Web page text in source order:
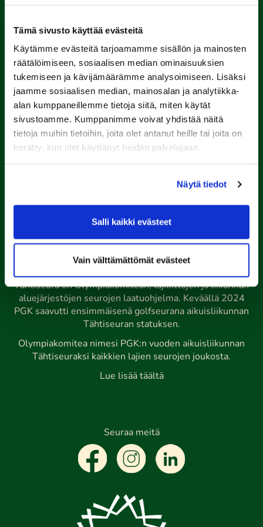
Tämä sivusto käyttää evästeitä
Käytämme evästeitä tarjoamamme sisällön ja mainosten
räätälöimiseen, sosiaalisen median ominaisuuksien
tukemiseen ja kävijämäärämme analysoimiseen. Lisäksi
jaamme sosiaalisen median, mainosalan ja analytiikka-
alan kumppaneillemme tietoja siitä, miten käytät
sivustoamme. Kumppanimme voivat yhdistää näitä
tietoja muihin tietoihin, joita olet antanut heille tai joita on
kerätty, kun olet käyttänyt heidän palvelujaan.
Näytä tiedot
Salli kaikki evästeet
Vain välttämättömät evästeet
Porin Golfkerho ry
Kalaforniantie 178, 28100 Pori
caddie-master@kalafornia.com
050 574 4975
Lähetä WhatsApp-viesti
Kalafornia on lasten,
nuorten ja aikuisten
Tähtiseura
Tähtiseura on Olympiakomitean, lajiliittojen ja liikunnan
aluejärjestöjen seurojen laatuohjelma. Keväällä 2024
PGK saavutti ensimmäisenä golfseurana aikuisliikunnan
Tähtiseuran statuksen.
Olympiakomitea nimesi PGK:n vuoden aikuisliikunnan
Tähtiseuraksi kaikkien lajien seurojen joukosta.
Lue lisää täältä
Seuraa meitä